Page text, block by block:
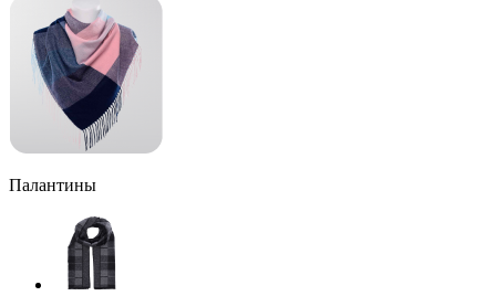
Палантины